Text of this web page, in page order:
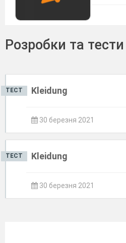
Розробки та тести
ТЕСТ Kleidung
30 березня 2021
ТЕСТ Kleidung
30 березня 2021